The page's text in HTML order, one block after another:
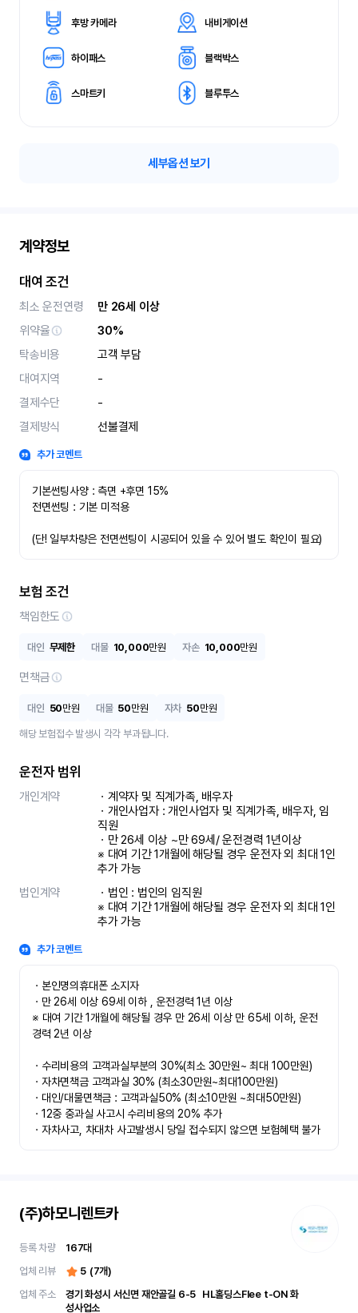
후방 카메라 내비게이션
하이패스 블랙박스
스마트키 블루투스
세부옵션 보기
계약정보
대여 조건
최소 운전연령
만 26세 이상
위약율
30%
탁송비용
고객 부담
대여지역
-
결제수단
-
결제방식
선불결제
추가 코멘트
기본썬팅사양 : 측면 +후면 15%
전면썬팅 : 기본 미적용
(단! 일부차량은 전면썬팅이 시공되어 있을 수 있어 별도 확인이 필요)
보험 조건
책임한도
대인 무제한 대물 10,000만원 자손 10,000만원
면책금
대인 50만원 대물 50만원 자차 50만원
해당 보험접수 발생시 각각 부과됩니다.
운전자 범위
개인계약
ㆍ계약자 및 직계가족, 배우자
ㆍ개인사업자 : 개인사업자 및 직계가족, 배우자, 임
직원
ㆍ만 26세 이상 ~만 69세/ 운전경력 1년이상
※ 대여 기간 1개월에 해당될 경우 운전자 외 최대 1인
추가 가능
법인계약
ㆍ법인 : 법인의 임직원
※ 대여 기간 1개월에 해당될 경우 운전자 외 최대 1인
추가 가능
추가 코멘트
ㆍ본인명의휴대폰 소지자
ㆍ만 26세 이상 69세 이하 , 운전경력 1년 이상
※ 대여 기간 1개월에 해당될 경우 만 26세 이상 만 65세 이하, 운전
경력 2년 이상
ㆍ수리비용의 고객과실부분의 30%(최소 30만원~ 최대 100만원)
ㆍ자차면책금 고객과실 30% (최소30만원~최대100만원)
ㆍ대인/대물면책금 : 고객과실50% (최소10만원 ~최대50만원)
ㆍ12중 중과실 사고시 수리비용의 20% 추가
ㆍ자차사고, 차대차 사고발생시 당일 접수되지 않으면 보험혜택 불가
(주)하모니렌트카
등록 차량 167대
업체 리뷰
5 (7개)
업체 주소
경기 화성시 서신면 재안골길 6-5	 HL홀딩스Flee t-ON 화
성사업소